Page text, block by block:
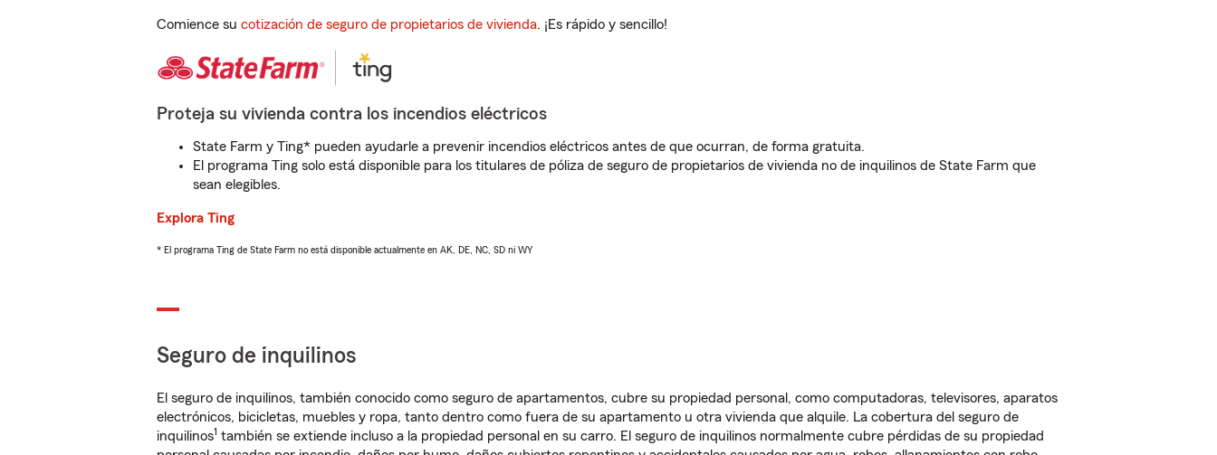
Comience su cotización de seguro de propietarios de vivienda. ¡Es rápido y sencillo!
Proteja su vivienda contra los incendios eléctricos
State Farm y Ting* pueden ayudarle a prevenir incendios eléctricos antes de que ocurran, de forma gratuita.
El programa Ting solo está disponible para los titulares de póliza de seguro de propietarios de vivienda no de inquilinos de State Farm que
sean elegibles.
Explora Ting
* El programa Ting de State Farm no está disponible actualmente en AK, DE, NC, SD ni WY
Seguro de inquilinos
El seguro de inquilinos, también conocido como seguro de apartamentos, cubre su propiedad personal, como computadoras, televisores, aparatos
electrónicos, bicicletas, muebles y ropa, tanto dentro como fuera de su apartamento u otra vivienda que alquile. La cobertura del seguro de
inquilinos1 también se extiende incluso a la propiedad personal en su carro. El seguro de inquilinos normalmente cubre pérdidas de su propiedad